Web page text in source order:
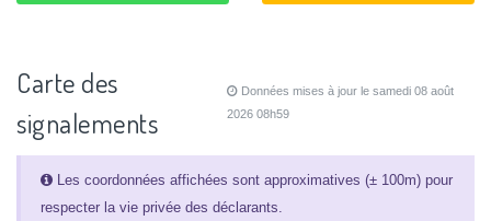
Carte des
signalements
Données mises à jour le samedi 08 août
2026 08h59
Les coordonnées affichées sont approximatives (± 100m) pour
respecter la vie privée des déclarants.